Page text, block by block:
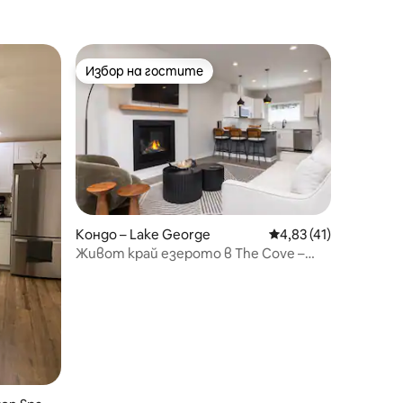
Избор на гостите
Избор на гостите
Кондо – Lake George Средна оценка:
4,83 (41)
Живот край езерото в The Cove –